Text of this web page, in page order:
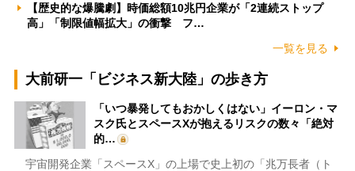
【歴史的な爆騰劇】時価総額10兆円企業が「2連続ストップ
高」「制限値幅拡大」の衝撃 フ…
一覧を見る
大前研一「ビジネス新大陸」の歩き方
「いつ暴発してもおかしくはない」イーロン・マ
スク氏とスペースXが抱えるリスクの数々「絶対
的…
宇宙開発企業「スペースX」の上場で史上初の「兆万長者（ト